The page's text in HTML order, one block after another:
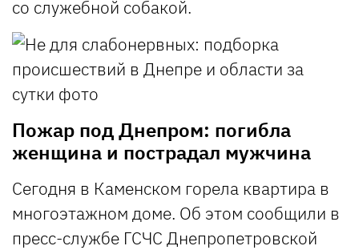
со служебной собакой.
Пожар под Днепром: погибла
женщина и пострадал мужчина
Сегодня в Каменском горела квартира в
многоэтажном доме. Об этом сообщили в
пресс-службе ГСЧС Днепропетровской